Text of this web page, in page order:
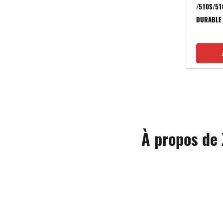
/510S/
DURABLE
À propos de